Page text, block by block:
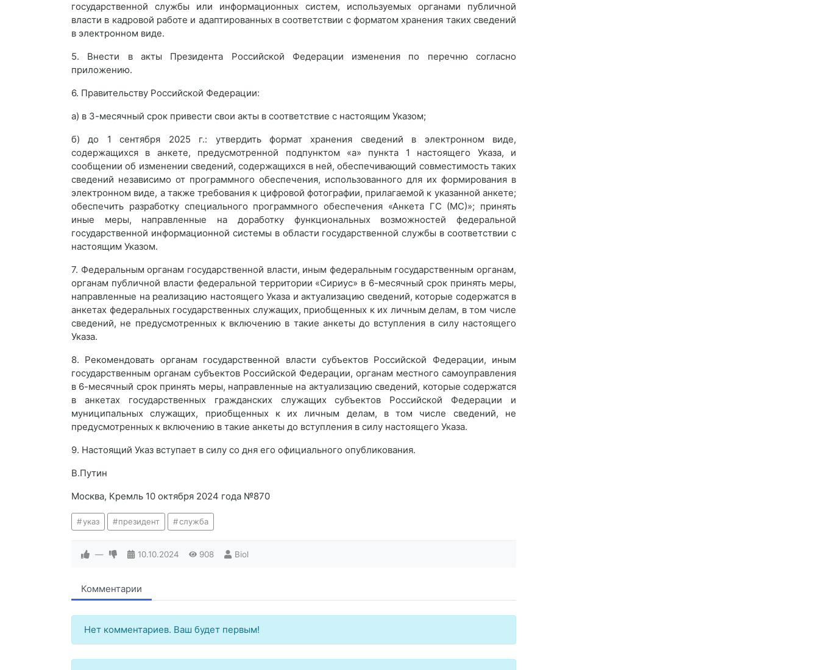
государственной службы или информационных систем, используемых органами публичной
власти в кадровой работе и адаптированных в соответствии с форматом хранения таких сведений
в электронном виде.
5. Внести в акты Президента Российской Федерации изменения по перечню согласно
приложению.
6. Правительству Российской Федерации:
а) в 3-месячный срок привести свои акты в соответствие с настоящим Указом;
б) до 1 сентября 2025 г.: утвердить формат хранения сведений в электронном виде,
содержащихся в анкете, предусмотренной подпунктом «а» пункта 1 настоящего Указа, и
сообщении об изменении сведений, содержащихся в ней, обеспечивающий совместимость таких
сведений независимо от программного обеспечения, использованного для их формирования в
электронном виде, а также требования к цифровой фотографии, прилагаемой к указанной анкете;
обеспечить разработку специального программного обеспечения «Анкета ГС (МС)»; принять
иные меры, направленные на доработку функциональных возможностей федеральной
государственной информационной системы в области государственной службы в соответствии с
настоящим Указом.
7. Федеральным органам государственной власти, иным федеральным государственным органам,
органам публичной власти федеральной территории «Сириус» в 6-месячный срок принять меры,
направленные на реализацию настоящего Указа и актуализацию сведений, которые содержатся в
анкетах федеральных государственных служащих, приобщенных к их личным делам, в том числе
сведений, не предусмотренных к включению в такие анкеты до вступления в силу настоящего
Указа.
8. Рекомендовать органам государственной власти субъектов Российской Федерации, иным
государственным органам субъектов Российской Федерации, органам местного самоуправления
в 6-месячный срок принять меры, направленные на актуализацию сведений, которые содержатся
в анкетах государственных гражданских служащих субъектов Российской Федерации и
муниципальных служащих, приобщенных к их личным делам, в том числе сведений, не
предусмотренных к включению в такие анкеты до вступления в силу настоящего Указа.
9. Настоящий Указ вступает в силу со дня его официального опубликования.
В.Путин
Москва, Кремль 10 октября 2024 года №870
указ президент служба
— 10.10.2024 908 Biol
Комментарии
Нет комментариев. Ваш будет первым!